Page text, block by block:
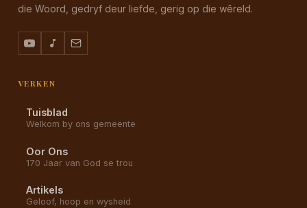
die Woord, gedryf deur liefde, gerig op die wêreld.
VERKEN
Tuisblad
Welkom by ons gemeente
Oor Ons
170 Jaar van God se trou
Artikels
Geloof, hoop en wysheid